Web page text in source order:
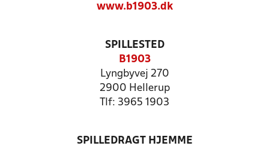
www.b1903.dk
SPILLESTED
B1903
Lyngbyvej 270
2900 Hellerup
Tlf: 3965 1903
SPILLEDRAGT HJEMME